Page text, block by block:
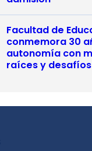
Facultad de
conmemora 30
autonomía con
raíces y desafíos